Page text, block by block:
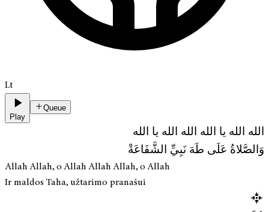
Lt
Play
Queue
الله الله يا الله الله الله يا الله
وَالصَّلاةُ عَلَى طَهَ نَبِيِّ الشَّفَاعَةْ
Allah Allah, o Allah Allah Allah, o Allah
Ir maldos Taha, užtarimo pranašui